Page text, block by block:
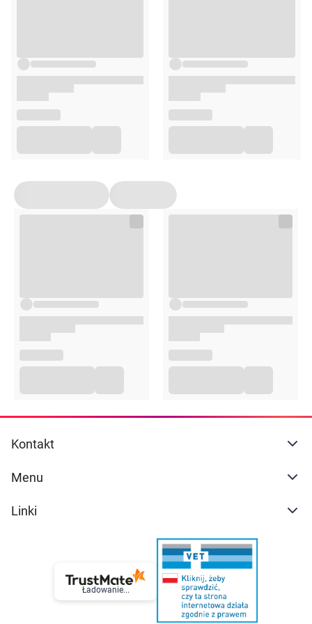
55 g
Kontakt
Menu
Linki
Ładowanie...